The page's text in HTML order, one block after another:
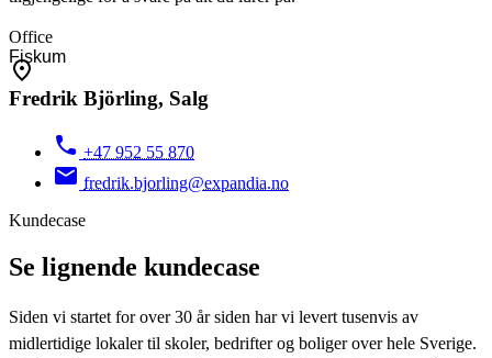
Office
Fredrik Björling, Salg
+47 952 55 870
fredrik.bjorling@expandia.no
Kundecase
Se lignende kundecase
Siden vi startet for over 30 år siden har vi levert tusenvis av
midlertidige lokaler til skoler, bedrifter og boliger over hele Sverige.